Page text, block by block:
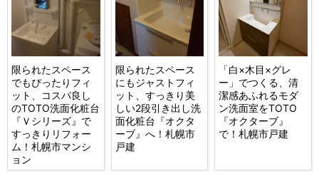
限られたスペース
でもぴったりフィ
ット、コスパ良し
のTOTO洗面化粧台
『Ｖシリーズ』で
すっきりリフォー
ム！札幌市マンシ
ョン
限られたスペース
にもジャストフィ
ット、すっきり美
しい2段引き出し洗
面化粧台『オクタ
ーブ』へ！札幌市
戸建
「白×木目×グレ
ー」でつくる、清
潔感あふれるモダ
ン洗面室をTOTO
『オクターブ』
で！札幌市戸建